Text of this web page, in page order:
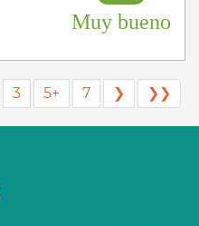
Muy bueno
3 5+ 7 ❯ ❯❯